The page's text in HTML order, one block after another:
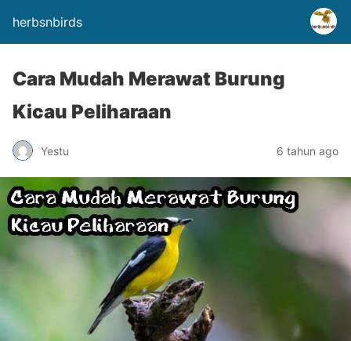
herbsnbirds
Cara Mudah Merawat Burung
Kicau Peliharaan
Yestu 6 tahun ago